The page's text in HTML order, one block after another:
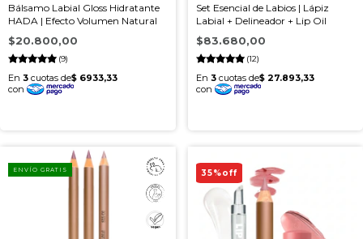
Bálsamo Labial Gloss Hidratante
HADA | Efecto Volumen Natural
(9)
$20.800,00
Set Esencial de Labios | Lápiz
Labial + Delineador + Lip Oil
(12)
$83.680,00
ENVÍO GRATIS 35%off